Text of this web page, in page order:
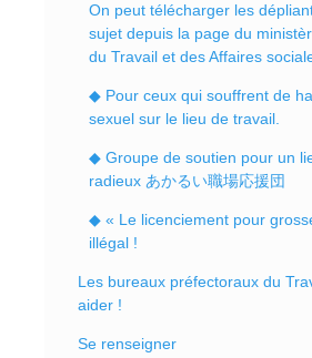
On peut télécharger les
sujet depuis la page du
du Travail et des Affaires
◆ Pour ceux qui souffrent de
sexuel sur le lieu de travail.
◆ Groupe de soutien pour un
radieux あかるい職場応援団
◆ « Le licenciement pour
illégal !
Les bureaux préfectoraux du
aider !
Se renseigner